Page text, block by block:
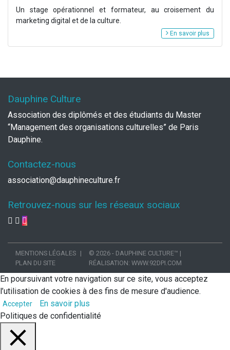
Un stage opérationnel et formateur, au croisement du
marketing digital et de la culture.
En savoir plus
Dauphine Culture
Association des diplômés et des étudiants du Master
“Management des organisations culturelles” de Paris
Dauphine.
Contactez-nous
association@dauphineculture.fr
Retrouvez-nous sur les réseaux sociaux
MENTIONS LÉGALES
PLAN DU SITE
© 2026 - DAUPHINE CULTURE™ |
RÉALISATION: WWW.92DPI.COM
En poursuivant votre navigation sur ce site, vous acceptez
l’utilisation de cookies à des fins de mesure d'audience.
Accepter
En savoir plus
Politiques de confidentialité